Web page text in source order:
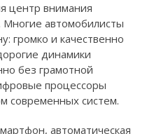
центр внимания
Многие автомобилисты
громко и качественно
динамики
без грамотной
процессоры
современных систем.
автоматическая